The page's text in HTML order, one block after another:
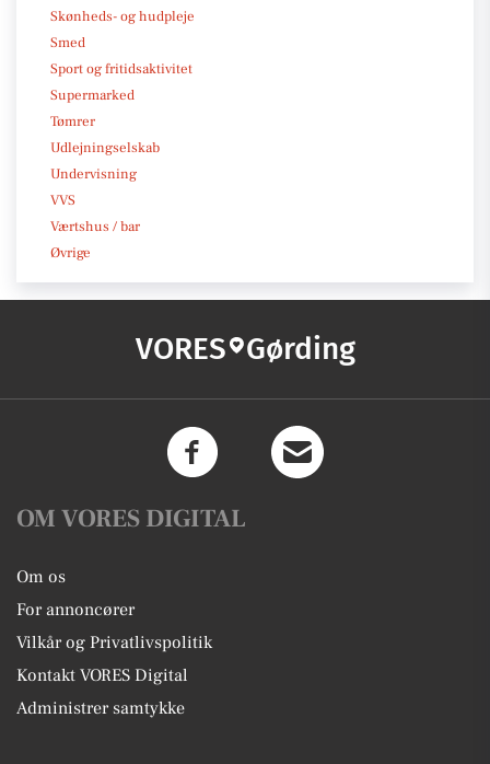
Skønheds- og hudpleje
Smed
Sport og fritidsaktivitet
Supermarked
Tømrer
Udlejningselskab
Undervisning
VVS
Værtshus / bar
Øvrige
VORES Gørding
OM VORES DIGITAL
Om os
For annoncører
Vilkår og Privatlivspolitik
Kontakt VORES Digital
Administrer samtykke